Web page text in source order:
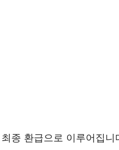
종 환급으로 이루어집